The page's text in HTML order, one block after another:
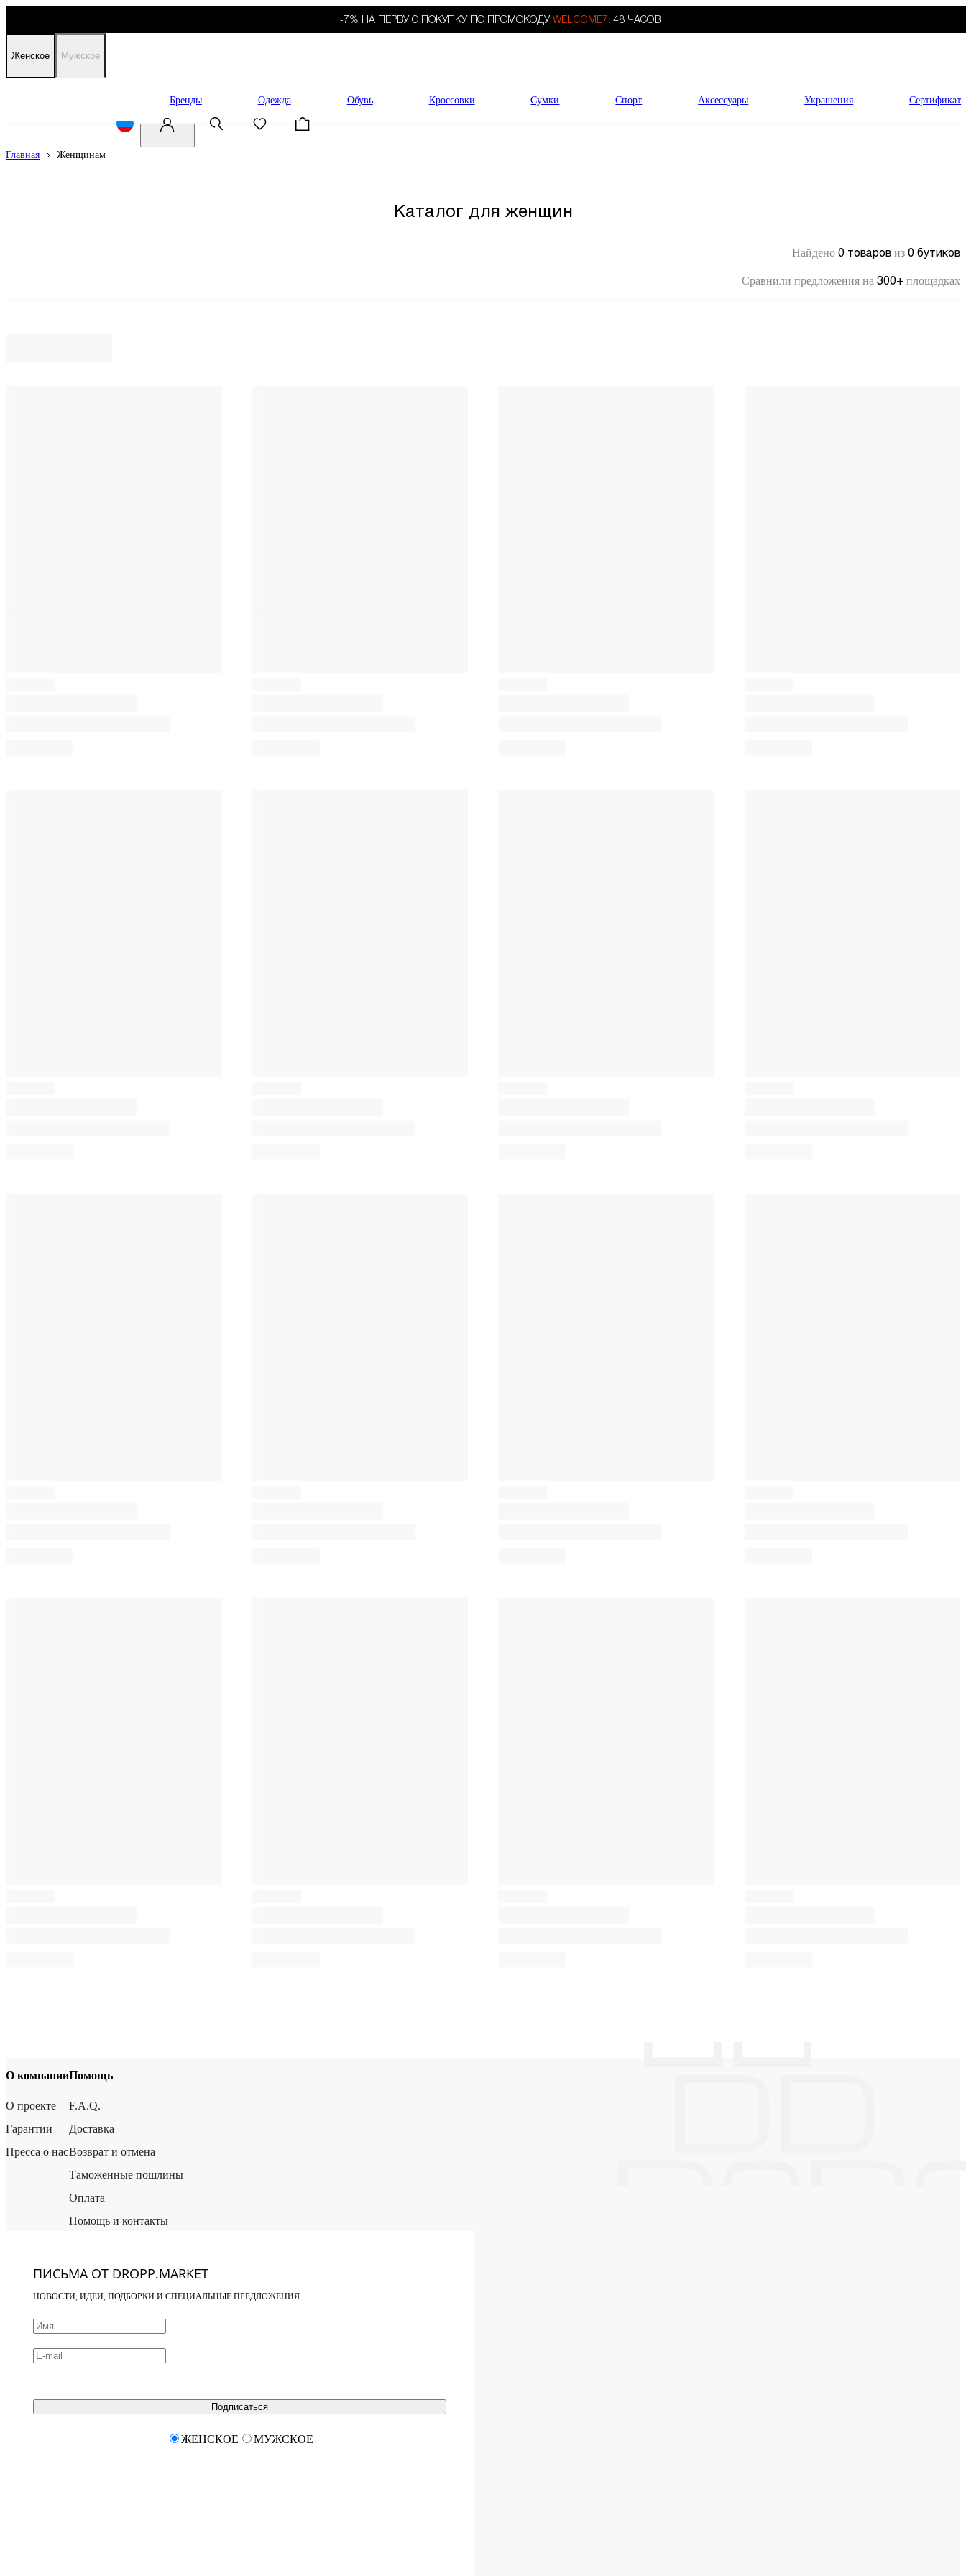
-7% НА ПЕРВУЮ ПОКУПКУ ПО ПРОМОКОДУ WELCOME7. 48 ЧАСОВ
Женское Мужское
Бренды Одежда Обувь Кроссовки Сумки Спорт Аксессуары Украшения Сертификат
Главная Женщинам
Каталог для женщин
Найдено 0 товаров из 0 бутиков
Сравнили предложения на 300+ площадках
О компании
О проекте
Гарантии
Пресса о нас
Помощь
F.A.Q.
Доставка
Возврат и отмена
Таможенные пошлины
Оплата
Помощь и контакты
ПИСЬМА ОТ DROPP.MARKET
НОВОСТИ, ИДЕИ, ПОДБОРКИ И СПЕЦИАЛЬНЫЕ ПРЕДЛОЖЕНИЯ
Подписаться
ЖЕНСКОЕ МУЖСКОЕ